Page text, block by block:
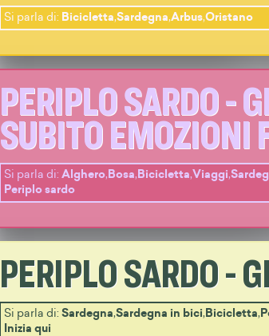
Si parla di: Bicicletta,Sardegna,Arbus,Oristano
PERIPLO SARDO -
SUBITO EMOZIONI
Si parla di:Alghero, Bosa, Bicicletta,Viaggi,
Periplo sardo
PERIPLO SARDO -
Si parla di:Sardegna,Sardegna in bici, Bicicletta,
Inizia qui